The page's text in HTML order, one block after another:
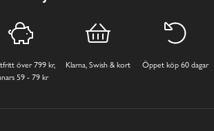
över 799 kr,
59 - 79 kr
Klarna, Swish & kort Öppet köp 60 dagar